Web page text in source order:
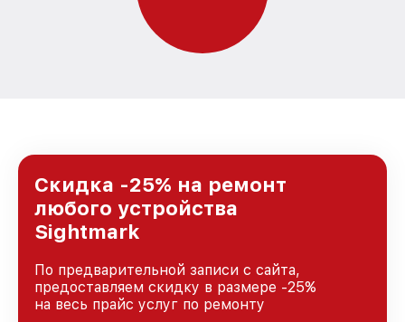
Скидка -25% на ремонт
любого устройства
Sightmark
По предварительной записи с сайта,
предоставляем скидку в размере -25%
на весь прайс услуг по ремонту